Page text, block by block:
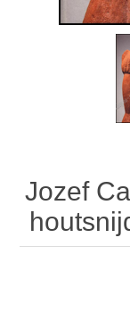
Jozef